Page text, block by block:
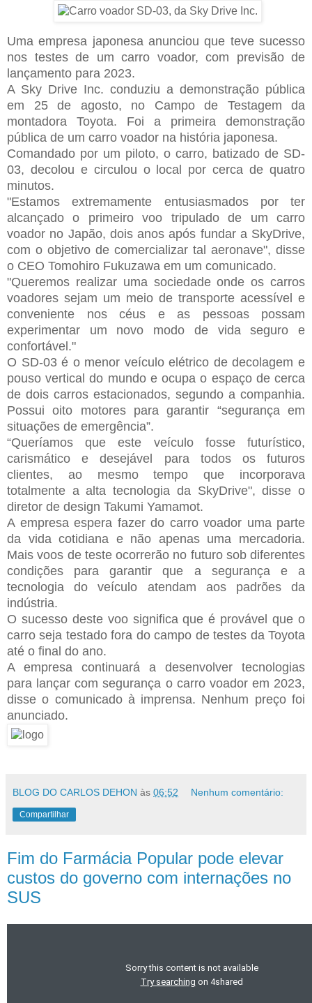
Uma empresa japonesa anunciou que teve sucesso
nos testes de um carro voador, com previsão de
lançamento para 2023.
A Sky Drive Inc. conduziu a demonstração pública
em 25 de agosto, no Campo de Testagem da
montadora Toyota. Foi a primeira demonstração
pública de um carro voador na história japonesa.
Comandado por um piloto, o carro, batizado de SD-
03, decolou e circulou o local por cerca de quatro
minutos.
"Estamos extremamente entusiasmados por ter
alcançado o primeiro voo tripulado de um carro
voador no Japão, dois anos após fundar a SkyDrive,
com o objetivo de comercializar tal aeronave", disse
o CEO Tomohiro Fukuzawa em um comunicado.
"Queremos realizar uma sociedade onde os carros
voadores sejam um meio de transporte acessível e
conveniente nos céus e as pessoas possam
experimentar um novo modo de vida seguro e
confortável."
O SD-03 é o menor veículo elétrico de decolagem e
pouso vertical do mundo e ocupa o espaço de cerca
de dois carros estacionados, segundo a companhia.
Possui oito motores para garantir “segurança em
situações de emergência”.
“Queríamos que este veículo fosse futurístico,
carismático e desejável para todos os futuros
clientes, ao mesmo tempo que incorporava
totalmente a alta tecnologia da SkyDrive", disse o
diretor de design Takumi Yamamot.
A empresa espera fazer do carro voador uma parte
da vida cotidiana e não apenas uma mercadoria.
Mais voos de teste ocorrerão no futuro sob diferentes
condições para garantir que a segurança e a
tecnologia do veículo atendam aos padrões da
indústria.
O sucesso deste voo significa que é provável que o
carro seja testado fora do campo de testes da Toyota
até o final do ano.
A empresa continuará a desenvolver tecnologias
para lançar com segurança o carro voador em 2023,
disse o comunicado à imprensa. Nenhum preço foi
anunciado.
BLOG DO CARLOS DEHON às 06:52 Nenhum comentário:
Compartilhar
Fim do Farmácia Popular pode elevar
custos do governo com internações no
SUS